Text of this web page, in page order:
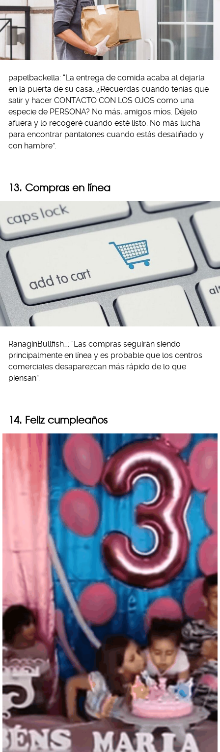
papelbackella: “La entrega de comida acaba al dejarla
en la puerta de su casa. ¿Recuerdas cuando tenías que
salir y hacer CONTACTO CON LOS OJOS como una
especie de PERSONA? No más, amigos míos. Déjelo
afuera y lo recogeré cuando esté listo. No más lucha
para encontrar pantalones cuando estás desaliñado y
con hambre”.
13. Compras en línea
RanaginBullfish_: “Las compras seguirán siendo
principalmente en línea y es probable que los centros
comerciales desaparezcan más rápido de lo que
piensan”.
14. Feliz cumpleaños